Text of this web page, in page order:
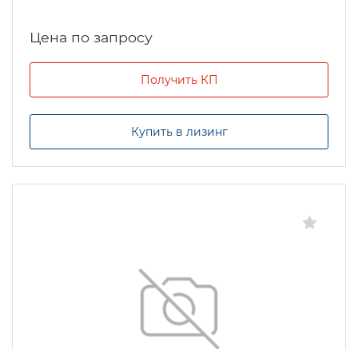
Цена по запросу
Получить КП
Купить в лизинг